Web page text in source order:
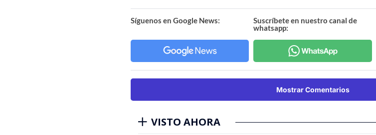
Síguenos en Google News:
Suscríbete en nuestro canal de
whatsapp:
Mostrar Comentarios
VISTO AHORA